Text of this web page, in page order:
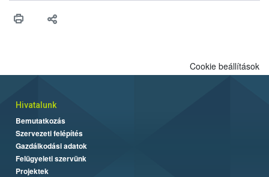
Cookie beállítások
Hivatalunk
Bemutatkozás
Szervezeti felépítés
Gazdálkodási adatok
Felügyeleti szervünk
Projektek